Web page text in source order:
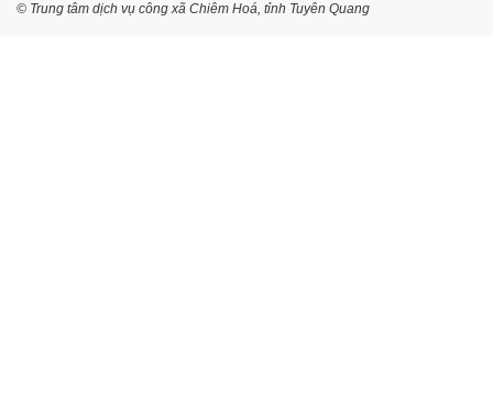
© Trung tâm dịch vụ công xã Chiêm Hoá, tỉnh Tuyên Quang